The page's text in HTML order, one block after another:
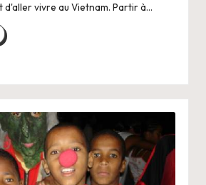
d'aller vivre au Vietnam. Partir à…